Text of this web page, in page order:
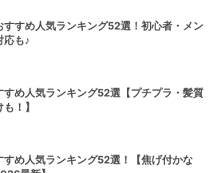
すすめ人気ランキング52選！初心者・メン
応も♪
すめ人気ランキング52選【プチプラ・髪質
！】
すめ人気ランキング52選！【焦げ付かな